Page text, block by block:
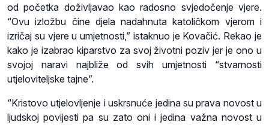
od početka doživljavao kao radosno svjedočenje vjere.
“Ovu izložbu čine djela nadahnuta katoličkom vjerom i
izričaj su vjere u umjetnosti,” istaknuo je Kovačić. Rekao je
kako je izabrao kiparstvo za svoj životni poziv jer je ono u
svojoj naravi najbliže od svih umjetnosti “stvarnosti
utjeloviteljske tajne”.
“Kristovo utjelovljenje i uskrsnuće jedina su prava novost u
ljudskoj povijesti pa su zato oni i jedina važna novost u